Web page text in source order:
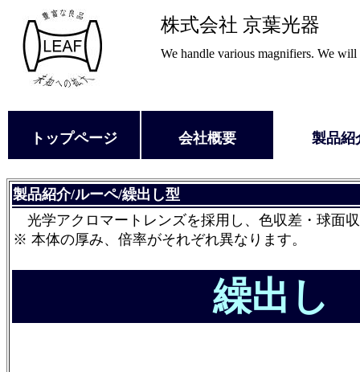
株式会社 京葉光器
We handle various magnifiers. We
トップページ 会社概要 製品紹
製品紹介/ルーペ/繰出し型
光学アクロマートレンズを採用し、色収差・球面
※ 本体の厚み、倍率がそれぞれ異なります。
繰出